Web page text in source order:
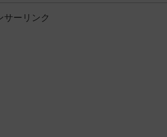
サーリンク